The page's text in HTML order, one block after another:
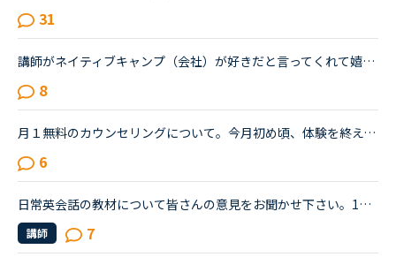
31
講師がネイティブキャンプ（会社）が好きだと言ってくれて嬉しかったです。ネイティブキャンプに入会してから５ケ月の間お世話になっている大好きな講師が言うにはネイティブキャンプはこれまで働いたESL（第二言...
8
月１無料のカウンセリングについて。今月初め頃、体験を終えて正式に入会しました。小１の子供ですが、プリスクールに通っていたのでそこそこ話せます。が、子供なので果してどこまで文法など理解しているのかわ...
6
日常英会話の教材について皆さんの意見をお聞かせ下さい。1週間前からNCを始め、毎日2-4コマ程度受講しています。TOEIC600程度、英会話もできないので、ある程度基礎から始めようと思っています。現在、日常英会...
講師 7